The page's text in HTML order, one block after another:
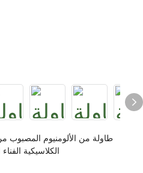
الكلاسيكية الفناء